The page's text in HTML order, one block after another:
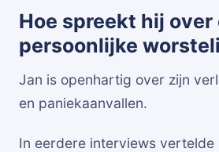
Hoe spreekt hij over
persoonlijke
Jan is openhartig over zijn
en paniekaanvallen.
In eerdere interviews vertelde